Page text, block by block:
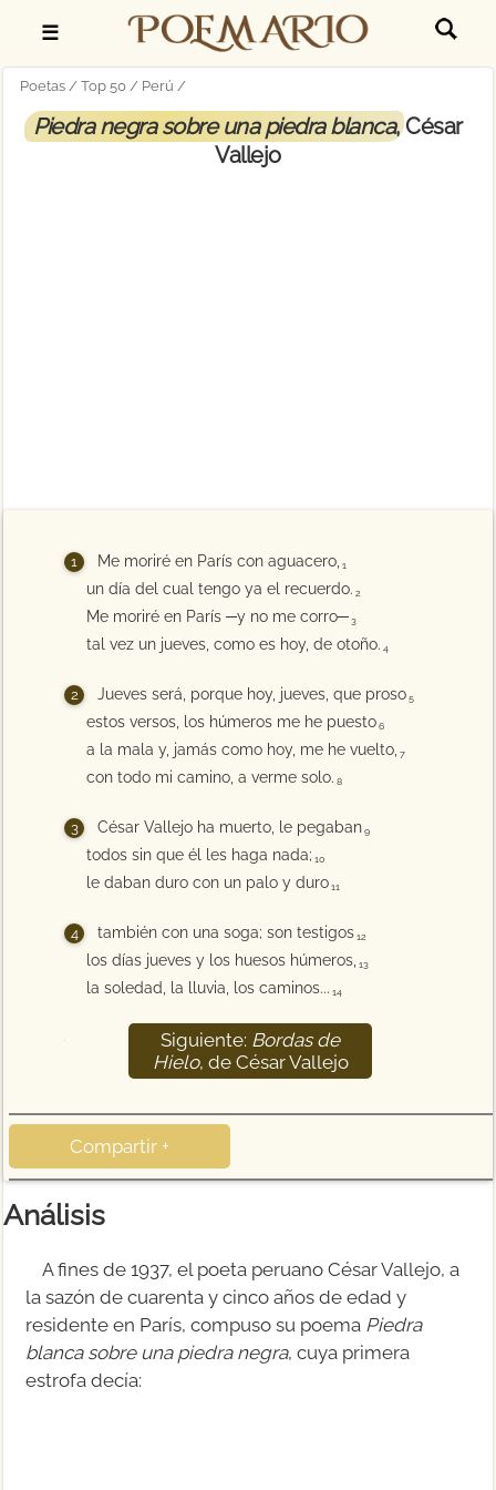
☰
Poetas Top 50 Perú
Piedra negra sobre una piedra blanca, César
Vallejo
Me moriré en París con aguacero, 1
un día del cual tengo ya el recuerdo. 2
Me moriré en París ─y no me corro─ 3
tal vez un jueves, como es hoy, de otoño. 4
Jueves será, porque hoy, jueves, que proso 5
estos versos, los húmeros me he puesto 6
a la mala y, jamás como hoy, me he vuelto, 7
con todo mi camino, a verme solo. 8
César Vallejo ha muerto, le pegaban 9
todos sin que él les haga nada; 10
le daban duro con un palo y duro 11
también con una soga; son testigos 12
los días jueves y los huesos húmeros, 13
la soledad, la lluvia, los caminos... 14
Siguiente: Bordas de
Hielo, de César Vallejo
Compartir +
Análisis
A fines de 1937, el poeta peruano César Vallejo, a
la sazón de cuarenta y cinco años de edad y
residente en París, compuso su poema Piedra
blanca sobre una piedra negra, cuya primera
estrofa decía: